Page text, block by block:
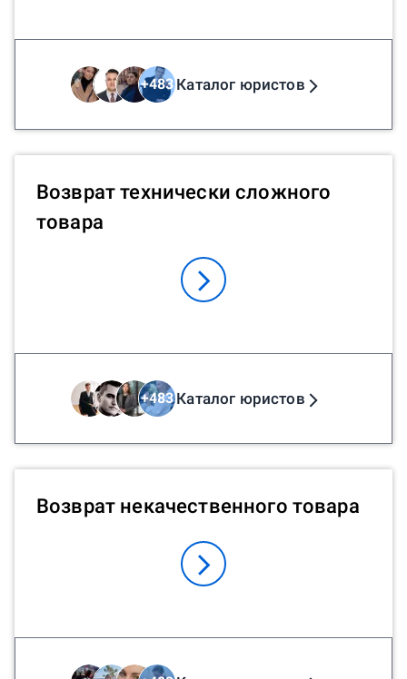
+483Каталог юристов
Возврат технически сложного
товара
+483Каталог юристов
Возврат некачественного товара